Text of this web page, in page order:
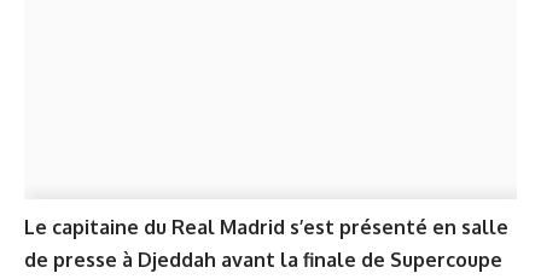
Le capitaine du Real Madrid s’est présenté en salle
de presse à Djeddah avant la finale de Supercoupe